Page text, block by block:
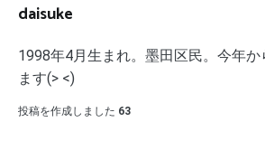
daisuke
1998年4月生まれ。墨田区民。今年か
ます(> <)
投稿を作成しました 63